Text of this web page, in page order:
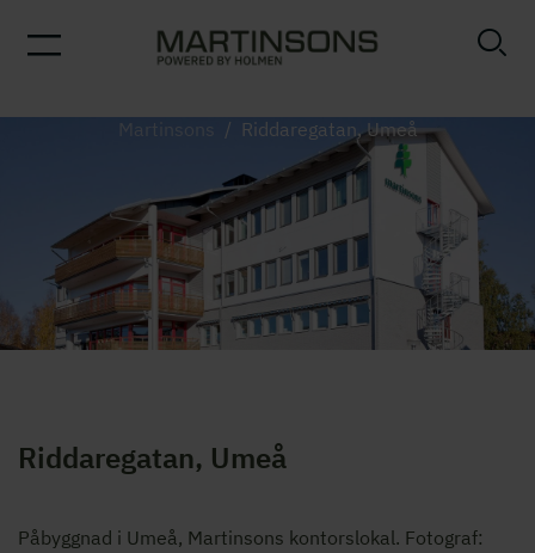
Martinsons / Riddaregatan, Umeå
Riddaregatan, Umeå
Påbyggnad i Umeå, Martinsons kontorslokal. Fotograf: